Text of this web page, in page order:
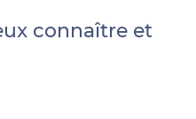
connaître et